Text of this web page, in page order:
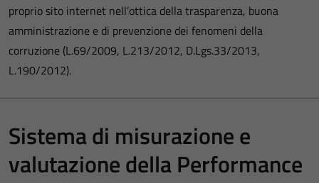
proprio sito internet nell’ottica della trasparenza, buona
amministrazione e di prevenzione dei fenomeni della
corruzione (L.69/2009, L.213/2012, D.Lgs.33/2013,
L.190/2012).
Sistema di misurazione e
valutazione della Performance